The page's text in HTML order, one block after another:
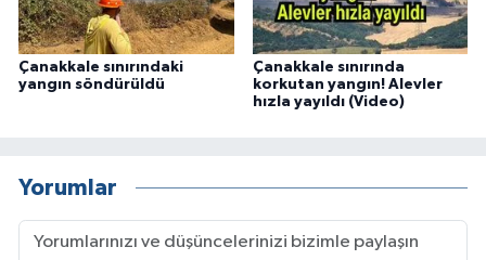
Çanakkale sınırındaki
yangın söndürüldü
Çanakkale sınırında
korkutan yangın! Alevler
hızla yayıldı (Video)
Yorumlar